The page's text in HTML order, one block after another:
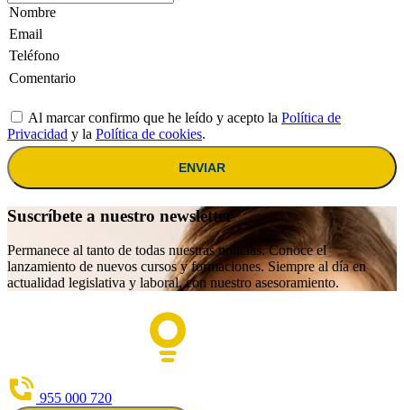
Al marcar confirmo que he leído y acepto la Política de
Privacidad y la Política de cookies.
ENVIAR
Suscríbete a nuestro newsletter
Permanece al tanto de todas nuestras noticias. Conoce el
lanzamiento de nuevos cursos y formaciones. Siempre al día en
actualidad legislativa y laboral, con nuestro asesoramiento.
955 000 720